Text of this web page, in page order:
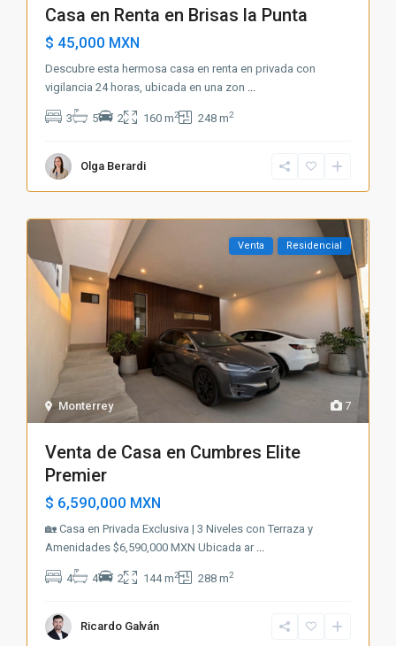
Casa en Renta en Brisas la Punta
$ 45,000 MXN
Descubre esta hermosa casa en renta en privada con
vigilancia 24 horas, ubicada en una zon
3 5 2 160 m2 248 m2
Olga Berardi
7
Monterrey
Venta Residencial
Venta de Casa en Cumbres Elite
Premier
$ 6,590,000 MXN
🏡 Casa en Privada Exclusiva | 3 Niveles con Terraza y
Amenidades $6,590,000 MXN Ubicada ar
4 4 2 144 m2 288 m2
Ricardo Galván